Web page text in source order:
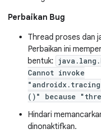
Perbaikan Bug
Thread proses dan
Perbaikan ini
bentuk:
Cannot invoke
()" because
Hindari
dinonaktifkan.